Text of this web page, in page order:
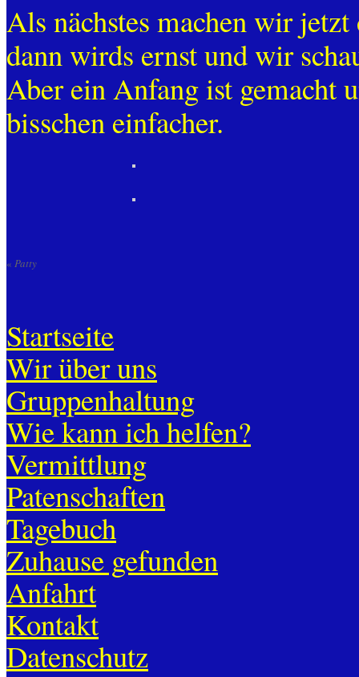
Als nächstes machen wir
dann wirds ernst und wir
Aber ein Anfang ist gemacht
bisschen einfacher.
« Patty
Startseite
Wir über uns
Gruppenhaltung
Wie kann ich helfen?
Vermittlung
Patenschaften
Tagebuch
Zuhause gefunden
Anfahrt
Kontakt
Datenschutz